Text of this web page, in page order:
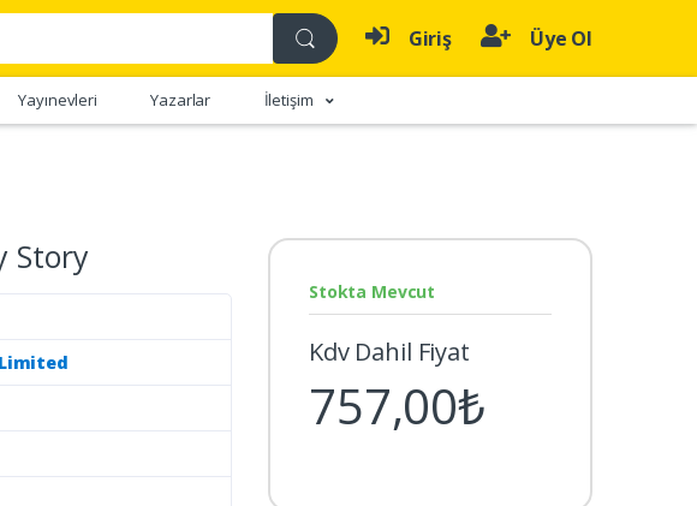
Giriş Üye Ol
Yayınevleri Yazarlar İletişim
Story
Stokta Mevcut
Kdv Dahil Fiyat
757,00₺